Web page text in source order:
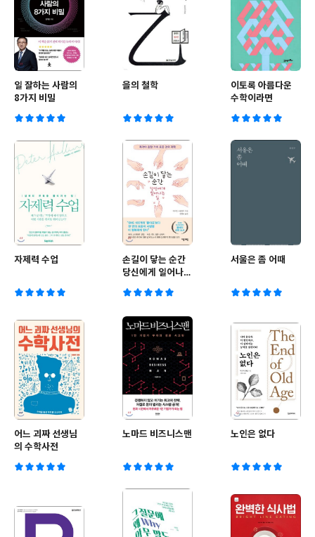
일 잘하는 사람의
8가지 비밀
을의 철학
이토록 아름다운
수학이라면
자제력 수업
손길이 닿는 순간
당신에게 일어나는
서울은 좀 어때
어느 괴짜 선생님
의 수학사전
노마드 비즈니스맨 노인은 없다